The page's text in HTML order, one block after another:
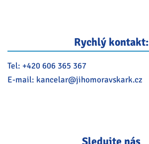
Rychlý kontakt:
Tel: +420 606 365 367
E-mail: kancelar@jihomoravskark.cz
Sledujte nás